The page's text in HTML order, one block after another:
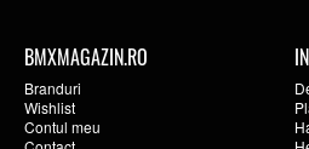
BMXMAGAZIN.RO
Branduri
Wishlist
Contul meu